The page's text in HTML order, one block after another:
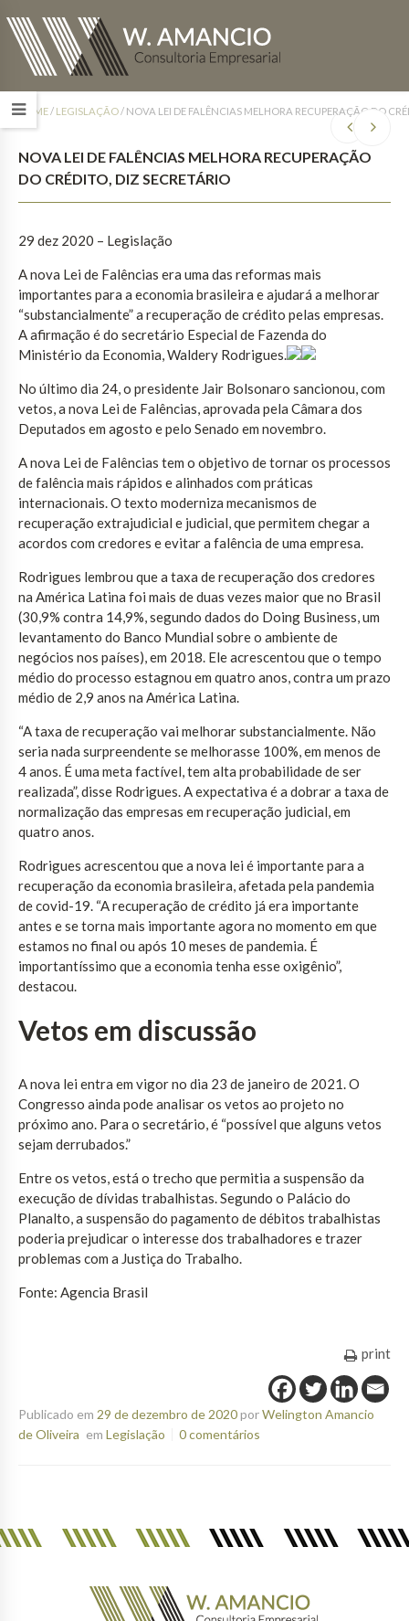
HOME/ LEGISLAÇÃO/ NOVA LEI DE FALÊNCIAS MELHORA RECUPERAÇÃO DO
NOVA LEI DE FALÊNCIAS MELHORA RECUPERAÇÃO
DO CRÉDITO, DIZ SECRETÁRIO
29 dez 2020 – Legislação
A nova Lei de Falências era uma das reformas mais
importantes para a economia brasileira e ajudará a melhorar
“substancialmente” a recuperação de crédito pelas empresas.
A afirmação é do secretário Especial de Fazenda do
Ministério da Economia, Waldery Rodrigues.
No último dia 24, o presidente Jair Bolsonaro sancionou, com
vetos, a nova Lei de Falências, aprovada pela Câmara dos
Deputados em agosto e pelo Senado em novembro.
A nova Lei de Falências tem o objetivo de tornar os processos
de falência mais rápidos e alinhados com práticas
internacionais. O texto moderniza mecanismos de
recuperação extrajudicial e judicial, que permitem chegar a
acordos com credores e evitar a falência de uma empresa.
Rodrigues lembrou que a taxa de recuperação dos credores
na América Latina foi mais de duas vezes maior que no Brasil
(30,9% contra 14,9%, segundo dados do Doing Business, um
levantamento do Banco Mundial sobre o ambiente de
negócios nos países), em 2018. Ele acrescentou que o tempo
médio do processo estagnou em quatro anos, contra um prazo
médio de 2,9 anos na América Latina.
“A taxa de recuperação vai melhorar substancialmente. Não
seria nada surpreendente se melhorasse 100%, em menos de
4 anos. É uma meta factível, tem alta probabilidade de ser
realizada”, disse Rodrigues. A expectativa é a dobrar a taxa de
normalização das empresas em recuperação judicial, em
quatro anos.
Rodrigues acrescentou que a nova lei é importante para a
recuperação da economia brasileira, afetada pela pandemia
de covid-19. “A recuperação de crédito já era importante
antes e se torna mais importante agora no momento em que
estamos no final ou após 10 meses de pandemia. É
importantíssimo que a economia tenha esse oxigênio”,
destacou.
Vetos em discussão
A nova lei entra em vigor no dia 23 de janeiro de 2021. O
Congresso ainda pode analisar os vetos ao projeto no
próximo ano. Para o secretário, é “possível que alguns vetos
sejam derrubados.”
Entre os vetos, está o trecho que permitia a suspensão da
execução de dívidas trabalhistas. Segundo o Palácio do
Planalto, a suspensão do pagamento de débitos trabalhistas
poderia prejudicar o interesse dos trabalhadores e trazer
problemas com a Justiça do Trabalho.
Fonte: Agencia Brasil
print
Publicado em 29 de dezembro de 2020porWelington Amancio
de Oliveira em Legislação 0 comentários